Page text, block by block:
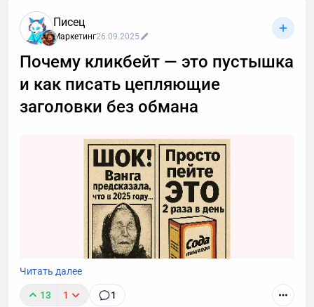
развития стратегии и навыков продаж внутри
компании. В начале 2021 года была переписана
маркетинговая стратегия, в рамках которой было
принято решение развивать контент-маркетинг.
Писец
Маркетинг26.09.2025
Почему кликбейт — это пустышка
и как писать цепляющие
заголовки без обмана
Читать далее
13 1 1